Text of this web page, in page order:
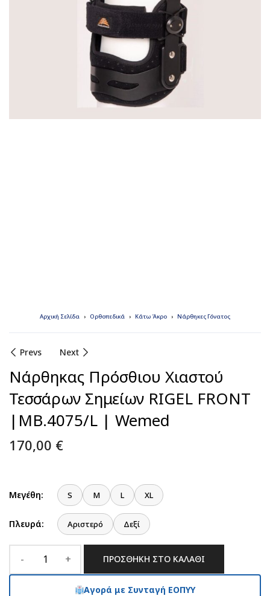
Αρχική Σελίδα Ορθοπεδικά Κάτω Άκρο Νάρθηκες Γόνατος
Prevs Next
Νάρθηκας Πρόσθιου Χιαστού
Τεσσάρων Σημείων RIGEL FRONT
|MB.4075/L | Wemed
170,00 €
Μεγέθη: S M L XL
Πλευρά: Αριστερό Δεξί
ΠΡΟΣΘΉΚΗ ΣΤΟ ΚΑΛΆΘΙ
Αγορά με Συνταγή ΕΟΠΥΥ